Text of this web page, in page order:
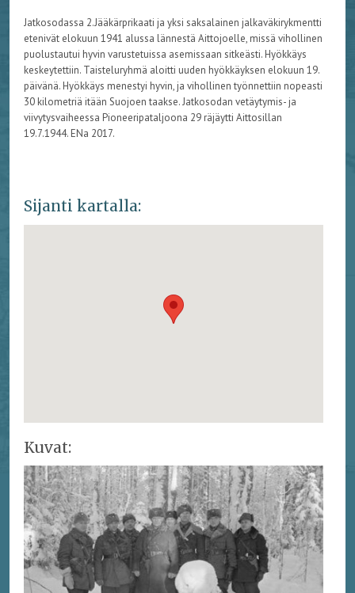
Jatkosodassa 2.Jääkärprikaati ja yksi saksalainen jalkaväkirykmentti
etenivät elokuun 1941 alussa lännestä Aittojoelle, missä vihollinen
puolustautui hyvin varustetuissa asemissaan sitkeästi. Hyökkäys
keskeytettiin. Taisteluryhmä aloitti uuden hyökkäyksen elokuun 19.
päivänä. Hyökkäys menestyi hyvin, ja vihollinen työnnettiin nopeasti
30 kilometriä itään Suojoen taakse. Jatkosodan vetäytymis- ja
viivytysvaiheessa Pioneeripataljoona 29 räjäytti Aittosillan
19.7.1944. ENa 2017.
Sijanti kartalla:
Kuvat: